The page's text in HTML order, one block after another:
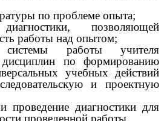
по проблеме опыта;
позволяющей
работы над опытом;
системы работы учителя
дисциплин по формированию
учебных действий
и проектную
проведение диагностики для
проведенной работы.